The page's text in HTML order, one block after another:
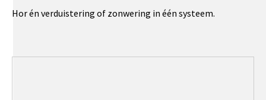
Hor én verduistering of zonwering in één systeem.